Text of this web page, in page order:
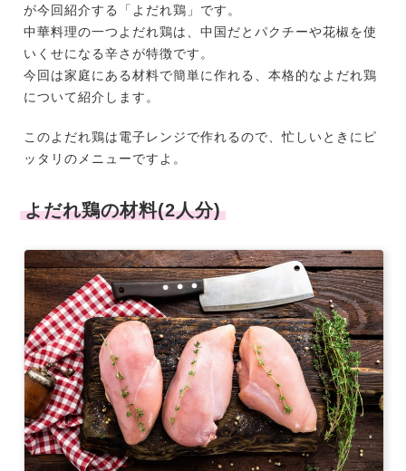
が今回紹介する「よだれ鶏」です。
中華料理の一つよだれ鶏は、中国だとパクチーや花椒を使
いくせになる辛さが特徴です。
今回は家庭にある材料で簡単に作れる、本格的なよだれ鶏
について紹介します。
このよだれ鶏は電子レンジで作れるので、忙しいときにピ
ッタリのメニューですよ。
よだれ鶏の材料(2人分)